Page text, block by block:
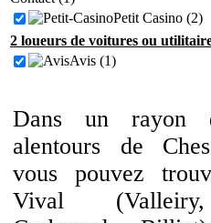
Petit Casino (2)
2 loueurs de voitures ou
Avis (1)
Dans un rayon
alentours de
vous pouvez
Vival